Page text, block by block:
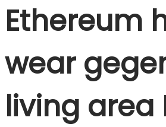
Ethereum
wear
living area